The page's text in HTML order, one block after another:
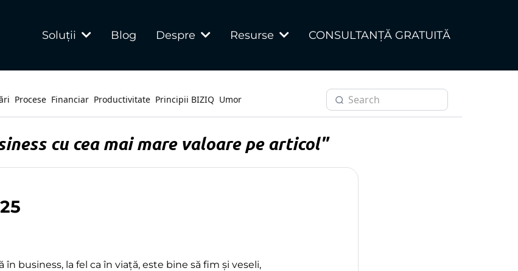
Soluții Blog Despre Resurse CONSULTANȚĂ GRATUITĂ
Procese Financiar Productivitate Principii BIZIQ Umor
cu cea mai mare valoare pe articol"
în business, la fel ca în viață, este bine să fim și veseli,